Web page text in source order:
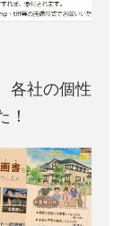
各社の個性
！